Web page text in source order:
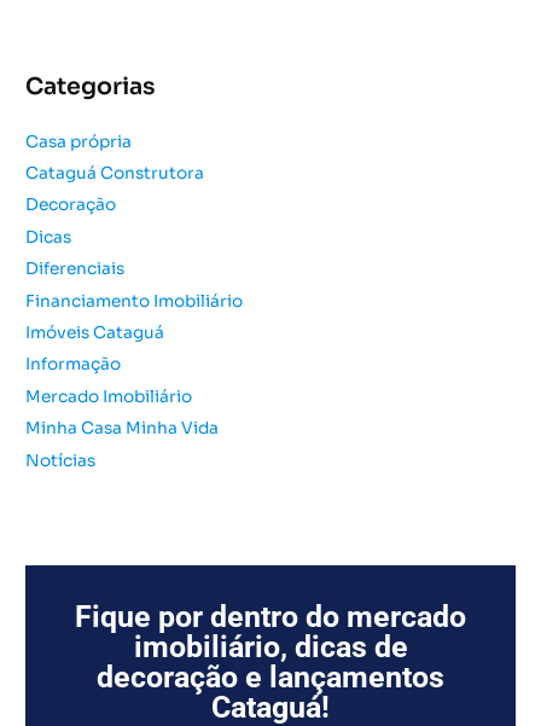
i
a
r
p
o
r
Categorias
Casa própria
Cataguá Construtora
Decoração
Dicas
Diferenciais
Financiamento Imobiliário
Imóveis Cataguá
Informação
Mercado Imobiliário
Minha Casa Minha Vida
Notícias
Fique por dentro do mercado
imobiliário, dicas de
decoração e lançamentos
Cataguá!